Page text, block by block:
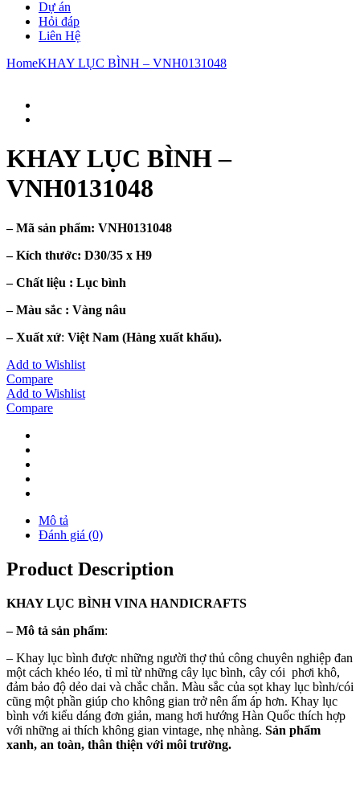
Dự án
Hỏi đáp
Liên Hệ
HomeKHAY LỤC BÌNH – VNH0131048
KHAY LỤC BÌNH –
VNH0131048
– Mã sản phẩm: VNH0131048
– Kích thước: D30/35 x H9
– Chất liệu : Lục bình
– Màu sắc : Vàng nâu
– Xuất xứ: Việt Nam (Hàng xuất khẩu).
Add to Wishlist
Compare
Add to Wishlist
Compare
Mô tả
Đánh giá (0)
Product Description
KHAYLỤC BÌNHVINA HANDICRAFTS
–Mô tả sản phẩm:
– Khay lục bình được những người thợ thủ công chuyên nghiệp đan
một cách khéo léo, tỉ mỉ từ những cây lục bình, cây cói phơi khô,
đảm bảo độ dẻo dai và chắc chắn. Màu sắc của sọt khay lục bình/cói
cũng một phần giúp cho không gian trở nên ấm áp hơn. Khay lục
bình với kiểu dáng đơn giản, mang hơi hướng Hàn Quốc thích hợp
với những ai thích không gian vintage, nhẹ nhàng. Sản phẩm
xanh, an toàn, thân thiện với môi trường.